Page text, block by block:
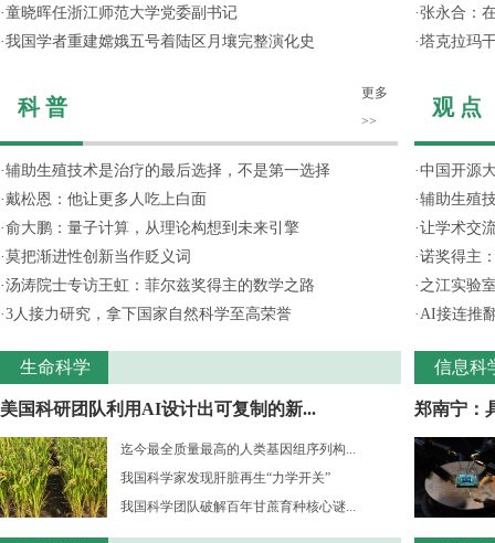
·童晓晖任浙江师范大学党委副书记
·我国学者重建嫦娥五号着陆区月壤完整演化史
科 普
更多
>>
·辅助生殖技术是治疗的最后选择，不是第一选择
·戴松恩：他让更多人吃上白面
·俞大鹏：量子计算，从理论构想到未来引擎
·莫把渐进性创新当作贬义词
·汤涛院士专访王虹：菲尔兹奖得主的数学之路
·3人接力研究，拿下国家自然科学至高荣誉
生命科学
美国科研团队利用AI设计出可复制的新...
迄今最全质量最高的人类基因组序列构...
我国科学家发现肝脏再生“力学开关”
我国科学团队破解百年甘蔗育种核心谜...
·张永合：
·塔克拉玛
观 点
·中国开源
·辅助生殖
·让学术交
·诺奖得主
· 之江实验
·AI接连推
信息科
郑南宁：